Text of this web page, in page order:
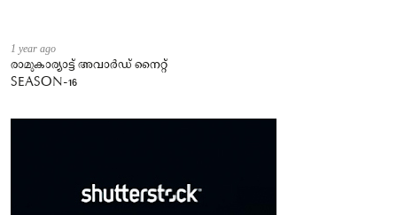
1 year ago
രാമുകാര്യാട്ട് അവാർഡ് നൈറ്റ്
SEASON-16